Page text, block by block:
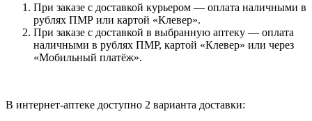
При заказе с доставкой курьером — оплата наличными в
рублях ПМР или картой «Клевер».
При заказе с доставкой в выбранную аптеку — оплата
наличными в рублях ПМР, картой «Клевер» или через
«Мобильный платёж».
В интернет-аптеке доступно 2 варианта доставки: